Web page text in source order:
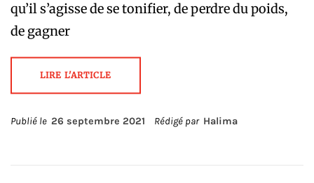
qu’il s’agisse de se tonifier, de perdre du poids,
de gagner
LIRE L'ARTICLE
Publié le 26 septembre 2021 Rédigé par Halima